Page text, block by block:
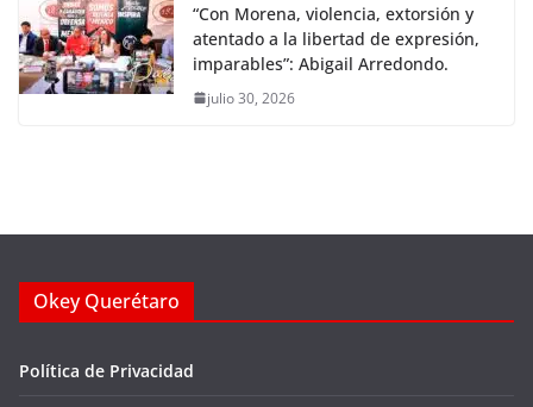
“Con Morena, violencia, extorsión y
atentado a la libertad de expresión,
imparables”: Abigail Arredondo.
julio 30, 2026
Okey Querétaro
Política de Privacidad